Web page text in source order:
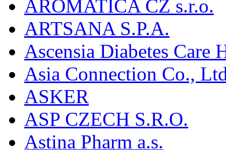
AROMATICA CZ s.r.o.
ARTSANA S.P.A.
Ascensia Diabetes Care
Asia Connection Co.,
ASKER
ASP CZECH S.R.O.
Astina Pharm a.s.